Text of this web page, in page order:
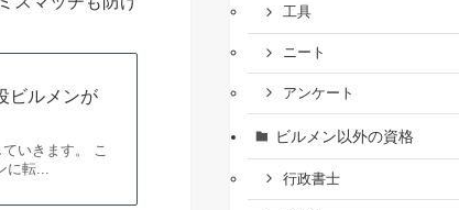
ビルメンが
いきます。 こ
転...
工具
ニート
アンケート
ビルメン以外の資格
行政書士